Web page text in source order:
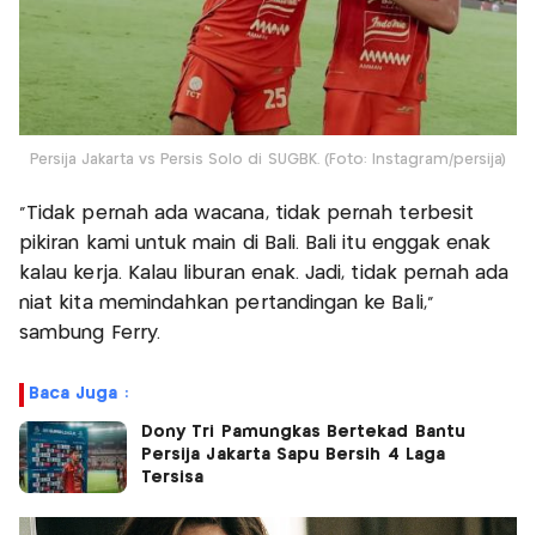
Persija Jakarta vs Persis Solo di SUGBK. (Foto: Instagram/persija)
"Tidak pernah ada wacana, tidak pernah terbesit
pikiran kami untuk main di Bali. Bali itu enggak enak
kalau kerja. Kalau liburan enak. Jadi, tidak pernah ada
niat kita memindahkan pertandingan ke Bali,"
sambung Ferry.
Baca Juga :
Dony Tri Pamungkas Bertekad Bantu
Persija Jakarta Sapu Bersih 4 Laga
Tersisa